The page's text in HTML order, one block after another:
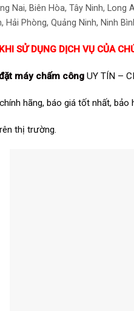
Nai, Biên Hòa, Tây Ninh, Long
Hải Phòng, Quảng Ninh, Ninh
SỬ DỤNG DỊCH VỤ CỦA
máy chấm công UY TÍN –
hãng, báo giá tốt nhất, bảo
thị trường.